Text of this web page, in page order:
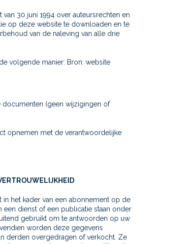
30 juni 1994 over auteursrechten en
op deze website te downloaden en te
van de naleving van alle drie
volgende manier: Bron: website
(geen wijzigingen of
opnemen met de verantwoordelijke
het kader van een abonnement op de
een dienst of een publicatie staan onder
gebruikt om te antwoorden op uw
worden deze gegevens
derden overgedragen of verkocht. Ze